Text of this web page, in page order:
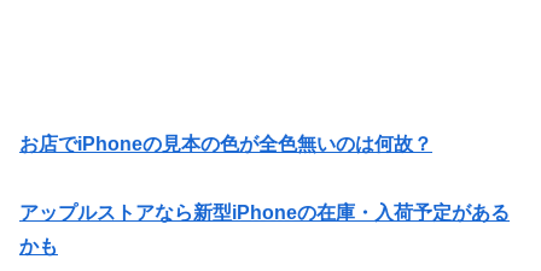
お店でiPhoneの見本の色が全色無いのは何故？
アップルストアなら新型iPhoneの在庫・入荷予定がある
かも